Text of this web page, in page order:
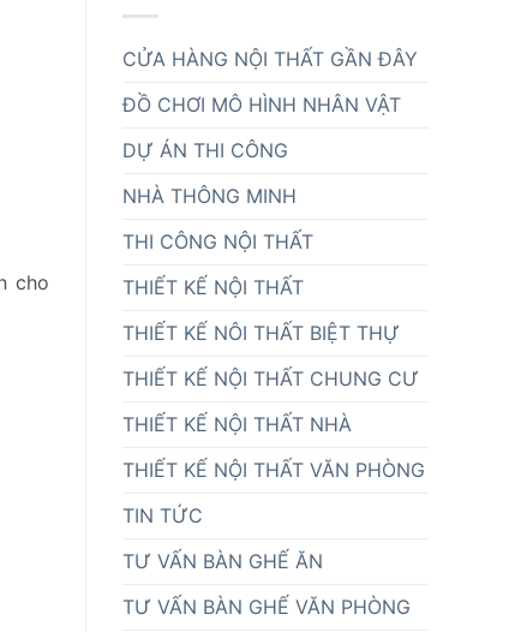
CỬA HÀNG NỘI THẤT GẦN ĐÂY
ĐỒ CHƠI MÔ HÌNH NHÂN VẬT
DỰ ÁN THI CÔNG
NHÀ THÔNG MINH
THI CÔNG NỘI THẤT
THIẾT KẾ NỘI THẤT
THIẾT KẾ NÔI THẤT BIỆT THỰ
THIẾT KẾ NỘI THẤT CHUNG CƯ
THIẾT KẾ NỘI THẤT NHÀ
THIẾT KẾ NỘI THẤT VĂN PHÒNG
TIN TỨC
TƯ VẤN BÀN GHẾ ĂN
TƯ VẤN BÀN GHẾ VĂN PHÒNG
cho